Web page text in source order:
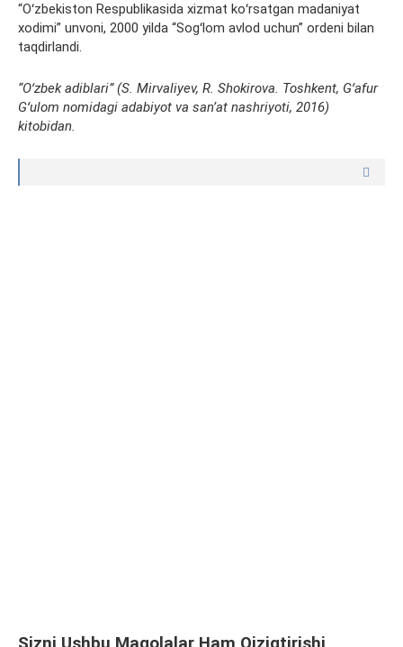
“Oʻzbekiston Respublikasida xizmat koʻrsatgan madaniyat
xodimi” unvoni, 2000 yilda “Sogʻlom avlod uchun” ordeni bilan
taqdirlandi.
“Oʻzbek adiblari” (S. Mirvaliyev, R. Shokirova. Toshkent, Gʻafur
Gʻulom nomidagi adabiyot va sanʼat nashriyoti, 2016)
kitobidan.